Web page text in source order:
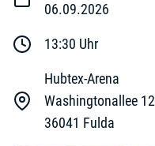
06.09.2026
13:30 Uhr
Hubtex-Arena
Washingtonallee 12
36041 Fulda